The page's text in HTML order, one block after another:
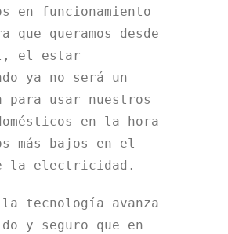
en funcionamiento
que queramos desde
el estar
ya no será un
para usar nuestros
en la hora
más bajos en el
la electricidad.
la tecnología avanza
y seguro que en